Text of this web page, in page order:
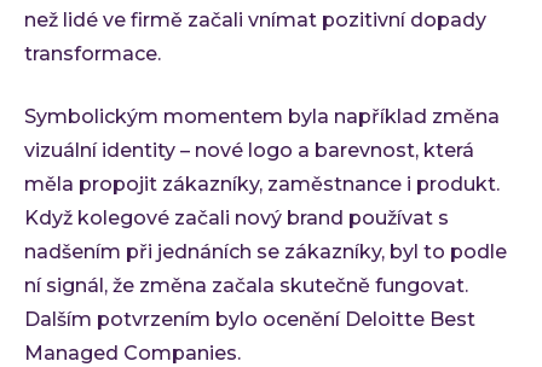
než lidé ve firmě začali vnímat pozitivní dopady
transformace.
Symbolickým momentem byla například změna
vizuální identity – nové logo a barevnost, která
měla propojit zákazníky, zaměstnance i produkt.
Když kolegové začali nový brand používat s
nadšením při jednáních se zákazníky, byl to podle
ní signál, že změna začala skutečně fungovat.
Dalším potvrzením bylo ocenění Deloitte Best
Managed Companies.